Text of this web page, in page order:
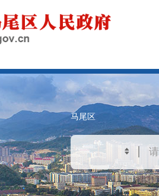
马尾区